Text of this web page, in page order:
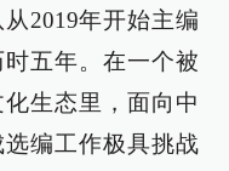
2019年开始主编
五年。在一个被
生态里，面向中
编工作极具挑战